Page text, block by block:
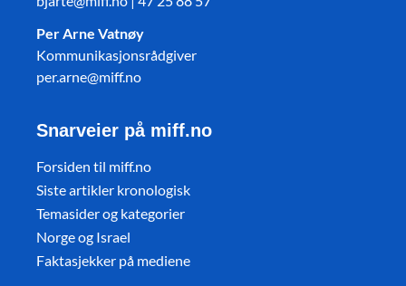
Per Arne Vatnøy
Kommunikasjonsrådgiver
per.arne@miff.no
Snarveier på miff.no
Forsiden til miff.no
Siste artikler kronologisk
Temasider og kategorier
Norge og Israel
Faktasjekker på mediene